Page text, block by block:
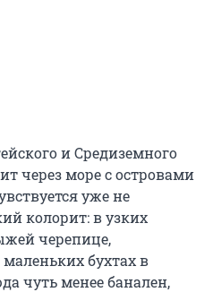
и Средиземного
через море с островами
уже не
колорит: в узких
черепице,
бухтах в
чуть менее банален,